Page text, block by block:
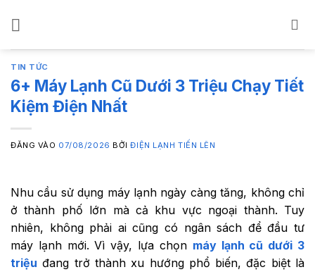
dungTIN TỨC
6+ Máy Lạnh Cũ Dưới 3 Triệu Chạy Tiết
Kiệm Điện Nhất
ĐĂNG VÀO 07/08/2026 BỞIĐIỆN LẠNH TIẾN LÊN
Nhu cầu sử dụng máy lạnh ngày càng tăng, không chỉ
ở thành phố lớn mà cả khu vực ngoại thành. Tuy
nhiên, không phải ai cũng có ngân sách để đầu tư
máy lạnh mới. Vì vậy, lựa chọn máy lạnh cũ dưới 3
triệu đang trở thành xu hướng phổ biến, đặc biệt là